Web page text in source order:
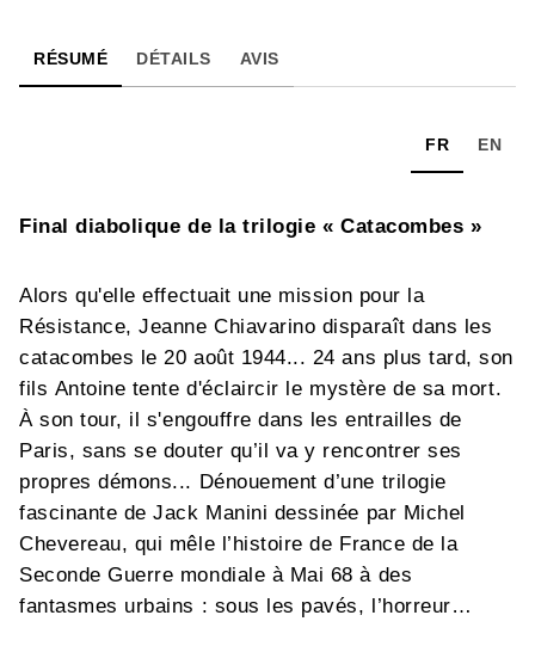
RÉSUMÉ DÉTAILS AVIS
FR EN
Final diabolique de la trilogie « Catacombes »
Alors qu'elle effectuait une mission pour la
Résistance, Jeanne Chiavarino disparaît dans les
catacombes le 20 août 1944... 24 ans plus tard, son
fils Antoine tente d'éclaircir le mystère de sa mort.
À son tour, il s'engouffre dans les entrailles de
Paris, sans se douter qu’il va y rencontrer ses
propres démons... Dénouement d’une trilogie
fascinante de Jack Manini dessinée par Michel
Chevereau, qui mêle l’histoire de France de la
Seconde Guerre mondiale à Mai 68 à des
fantasmes urbains : sous les pavés, l’horreur…